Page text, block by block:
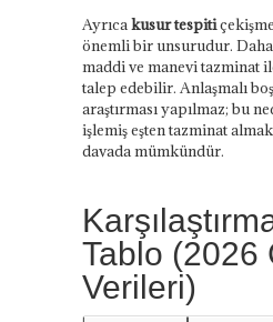
Ayrıcakusur tespiti
önemli bir unsurudur.
maddi ve manevi tazminat
talep edebilir. Anlaşmalı
araştırması yapılmaz; bu
işlemiş eşten tazminat
davada mümkündür.
Tablo (2026
Verileri)